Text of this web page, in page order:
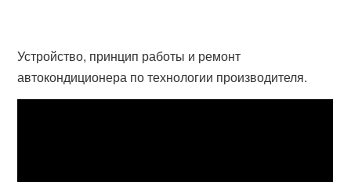
Устройство, принцип работы и ремонт
автокондиционера по технологии производителя.